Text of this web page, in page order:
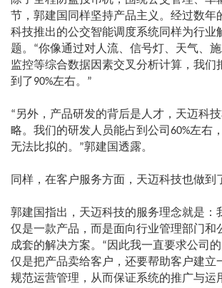
节，郭建国同样坚持产品主义。经过数年
科技推出的公交智能调度系统同样为行业
题。 “你像通过对人流、信号灯、天气、施
监控等综合数据因素交叉分析计算，我们
到了90%左右。 ”
“另外，产品研发的背后是人才，天迈科
略。我们的研发人员能占到公司 60%左右
无法比拟的。 ”郭建国透露。
同样，在客户服务方面，天迈科技也做到
郭建国指出，天迈科技的服务理念就是：
仅是一款产品，而是面向行业管理部门和
成套的解决方案。 “因此我一直要求公司
仅是把产品卖给客户，还要帮助客户建立
规范运营管理，从而保证系统的推广与运